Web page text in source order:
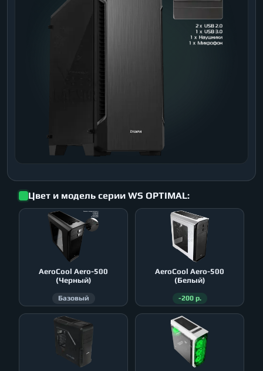
Цвет и модель серии WS OPTIMAL:
AeroСool Aero-500
(Черный)
Базовый
AeroСool Aero-500
(Белый)
-200 р.